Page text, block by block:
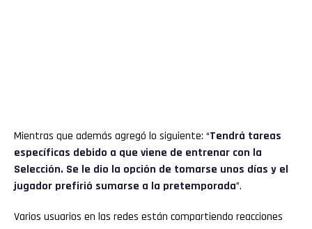
Mientras que además agregó lo siguiente: “Tendrá tareas
específicas debido a que viene de entrenar con la
Selección. Se le dio la opción de tomarse unos días y el
jugador prefirió sumarse a la pretemporada”.
Varios usuarios en las redes están compartiendo reacciones